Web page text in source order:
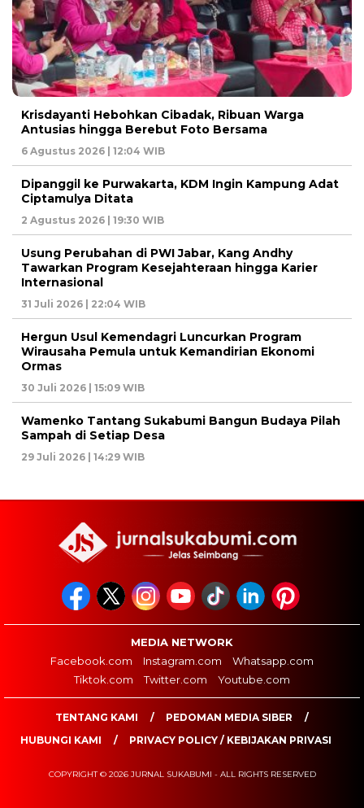
Krisdayanti Hebohkan Cibadak, Ribuan Warga
Antusias hingga Berebut Foto Bersama
6 Agustus 2026 | 12:04 WIB
Dipanggil ke Purwakarta, KDM Ingin Kampung Adat
Ciptamulya Ditata
2 Agustus 2026 | 19:30 WIB
Usung Perubahan di PWI Jabar, Kang Andhy
Tawarkan Program Kesejahteraan hingga Karier
Internasional
31 Juli 2026 | 22:04 WIB
Hergun Usul Kemendagri Luncurkan Program
Wirausaha Pemula untuk Kemandirian Ekonomi
Ormas
30 Juli 2026 | 15:09 WIB
Wamenko Tantang Sukabumi Bangun Budaya Pilah
Sampah di Setiap Desa
29 Juli 2026 | 14:29 WIB
MEDIA NETWORK
Facebook.com
Instagram.com
Whatsapp.com
Tiktok.com
Twitter.com Youtube.com
TENTANG KAMI
PEDOMAN MEDIA SIBER
HUBUNGI KAMI
PRIVACY POLICY / KEBIJAKAN PRIVASI
COPYRIGHT © 2026 JURNAL SUKABUMI - ALL RIGHTS RESERVED